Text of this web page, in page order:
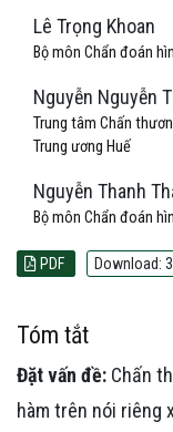
Lê Trọng Khoan
Bộ môn Chẩn đoán
Nguyễn Nguyễn
Trung tâm Chấn
Trung ương Huế
Nguyễn Thanh
Bộ môn Chẩn đoán
PDF Download:
Tóm tắt
Đặt vấn đề: Chấn
hàm trên nói riêng